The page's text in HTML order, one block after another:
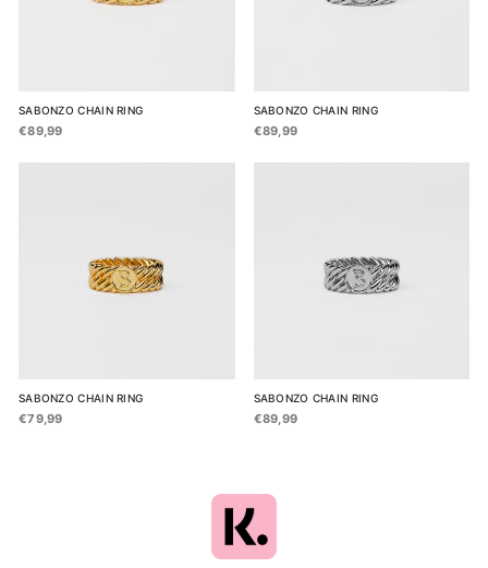
SABONZO CHAIN RING
€89,99
SABONZO CHAIN RING
€89,99
SABONZO CHAIN RING
€79,99
SABONZO CHAIN RING
€89,99